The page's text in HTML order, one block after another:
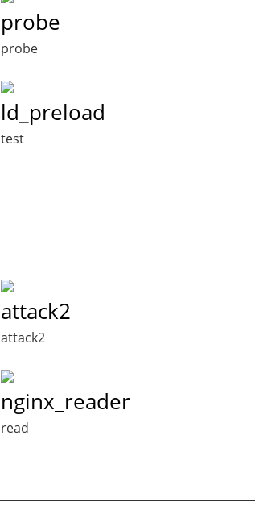
probe
probe
ld_preload
test
attack2
attack2
nginx_reader
read